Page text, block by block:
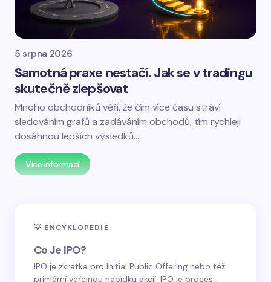
5 srpna 2026
Samotná praxe nestačí. Jak se v tradingu
skutečně zlepšovat
Mnoho obchodníků věří, že čím více času stráví
sledováním grafů a zadáváním obchodů, tím rychleji
dosáhnou lepších výsledků.…
Více informací
💡 ENCYKLOPEDIE
Co Je IPO?
IPO je zkratka pro Initial Public Offering nebo též
primární veřejnou nabídku akcií. IPO je proces,